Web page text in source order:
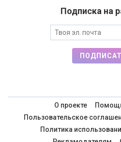
Подписка на
О проекте
Пользовательское
Политика